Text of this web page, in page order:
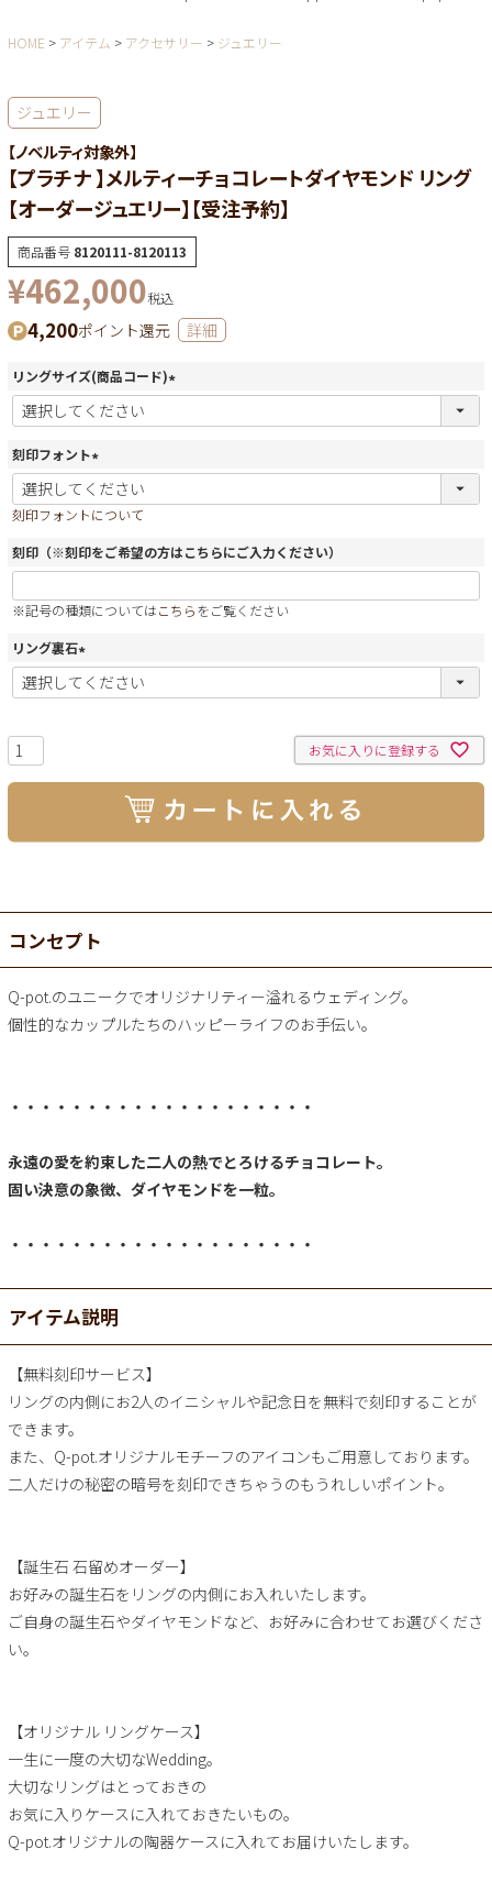
HOME アイテム アクセサリー ジュエリー
ジュエリー
【ノベルティ対象外】
【プラチナ 】メルティーチョコレートダイヤモンド リング
【オーダージュエリー】【受注予約】
商品番号 8120111-8120113
¥462,000税込
4,200ポイント還元 詳細
リングサイズ(商品コード)
(
刻印フォント
(
必
須
刻印フォントについて
刻印（※刻印をご希望の方はこちらにご入力ください）
※記号の種類についてはこちらをご覧ください
リング裏石
(
必
お気に入りに登録する
コンセプト
Q-pot.のユニークでオリジナリティー溢れるウェディング。
個性的なカップルたちのハッピーライフのお手伝い。
・・・・・・・・・・・・・・・・・・・・
永遠の愛を約束した二人の熱でとろけるチョコレート。
固い決意の象徴、ダイヤモンドを一粒。
・・・・・・・・・・・・・・・・・・・・
アイテム説明
【無料刻印サービス】
リングの内側にお2人のイニシャルや記念日を無料で刻印することが
できます。
また、Q-pot.オリジナルモチーフのアイコンもご用意しております。
二人だけの秘密の暗号を刻印できちゃうのもうれしいポイント。
【誕生石 石留めオーダー】
お好みの誕生石をリングの内側にお入れいたします。
ご自身の誕生石やダイヤモンドなど、お好みに合わせてお選びくださ
い。
【オリジナル リングケース】
一生に一度の大切なWedding。
大切なリングはとっておきの
お気に入りケースに入れておきたいもの。
Q-pot.オリジナルの陶器ケースに入れてお届けいたします。